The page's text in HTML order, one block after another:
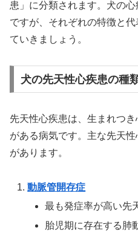
患」に分類されます。犬の
ですが、それぞれの特徴と
ていきましょう。
犬の先天性心疾患の種
先天性心疾患は、生まれつ
がある病気です。主な先天
があります。
動脈管開存症
最も発症率が高い先
胎児期に存在する肺